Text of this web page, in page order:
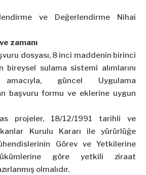
ve Değerlendirme Nihai
zamanı
dosyası, 8 inci maddenin birinci
bireysel sulama sistemi alımlarını
amacıyla, güncel Uygulama
başvuru formu ve eklerine uygun
projeler, 18/12/1991 tarihli ve
Kurulu Kararı ile yürürlüğe
Görev ve Yetkilerine
göre yetkili ziraat
olmalıdır.